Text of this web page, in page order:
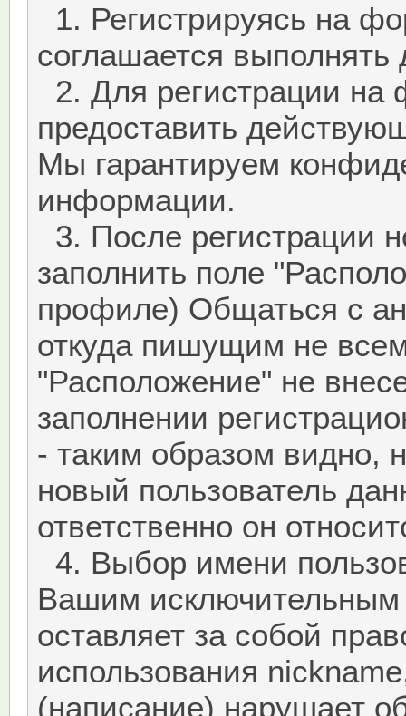
1. Регистрируясь на
соглашается
2. Для регистрации на
предоставить
Мы гарантируем
информации.
3. После регистрации
заполнить поле
профиле) Общаться с
откуда пишущим не
"Расположение" не
заполнении
- таким образом видно,
новый пользователь
ответственно он
4. Выбор имени
Вашим
оставляет за собой
использования
(написание) нарушает